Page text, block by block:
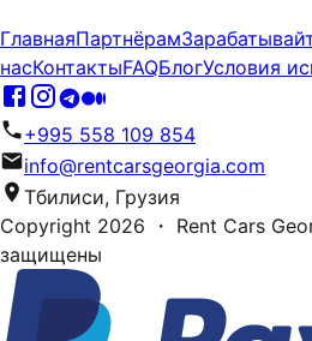
ГлавнаяПартнёрам
насКонтактыFAQБлогУсловия
+995 558 109 854
info@rentcarsgeorgia.com
Тбилиси, Грузия
Copyright 2026 ・ Rent Cars
защищены